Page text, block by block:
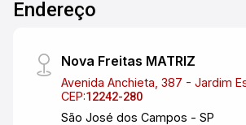
Endereço
Nova Freitas MATRIZ
Avenida Anchieta, 387 - Jardim
CEP:12242-280
São José dos Campos - SP